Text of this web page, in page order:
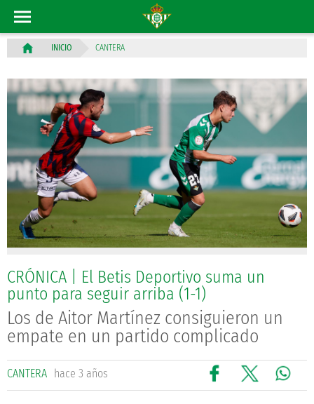
INICIO CANTERA
CRÓNICA | El Betis Deportivo suma un
punto para seguir arriba (1-1)
Los de Aitor Martínez consiguieron un
empate en un partido complicado
CANTERA hace 3 años